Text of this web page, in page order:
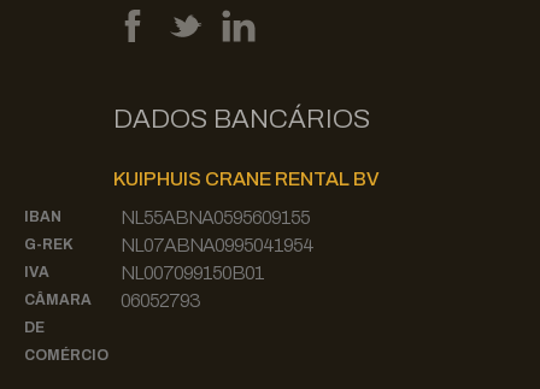
DADOS BANCÁRIOS
KUIPHUIS CRANE RENTAL BV
IBAN NL55ABNA0595609155
G-REK NL07ABNA0995041954
IVA NL007099150B01
CÂMARA
DE
COMÉRCIO
06052793